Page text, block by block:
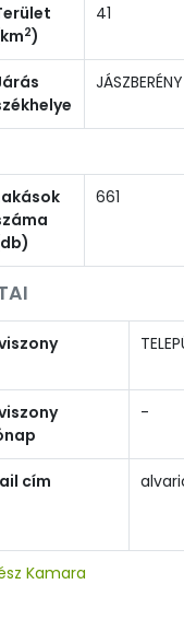
2)
41
JÁSZBERÉNY
661
-
cím
Kamara